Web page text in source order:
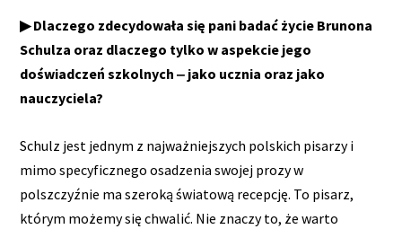
▶ Dlaczego zdecydowała się pani badać życie Brunona
Schulza oraz dlaczego tylko w aspekcie jego
doświadczeń szkolnych ‒ jako ucznia oraz jako
nauczyciela?
Schulz jest jednym z najważniejszych polskich pisarzy i
mimo specyficznego osadzenia swojej prozy w
polszczyźnie ma szeroką światową recepcję. To pisarz,
którym możemy się chwalić. Nie znaczy to, że warto